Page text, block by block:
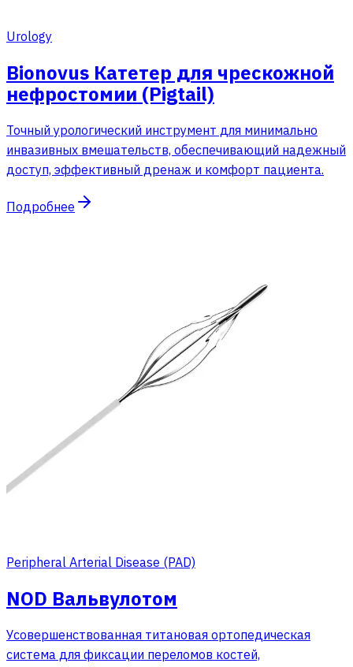
Urology
Bionovus Катетер для чрескожной
нефростомии (Pigtail)
Точный урологический инструмент для минимально
инвазивных вмешательств, обеспечивающий надежный
доступ, эффективный дренаж и комфорт пациента.
Подробнее
Peripheral Arterial Disease (PAD)
NOD Вальвулотом
Усовершенствованная титановая ортопедическая
система для фиксации переломов костей,